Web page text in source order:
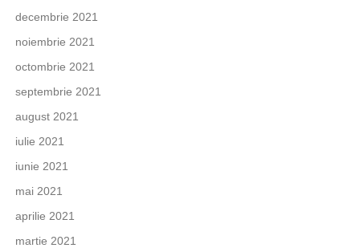
decembrie 2021
noiembrie 2021
octombrie 2021
septembrie 2021
august 2021
iulie 2021
iunie 2021
mai 2021
aprilie 2021
martie 2021